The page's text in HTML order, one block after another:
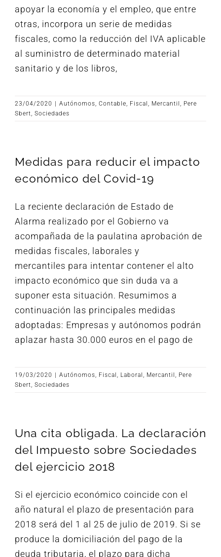
apoyar la economía y el empleo, que entre
otras, incorpora un serie de medidas
fiscales, como la reducción del IVA aplicable
al suministro de determinado material
sanitario y de los libros,
23/04/2020 Autónomos, Contable, Fiscal , Mercantil , Pere
Sbert, Sociedades
Medidas para reducir el impacto
económico del Covid-19
La reciente declaración de Estado de
Alarma realizado por el Gobierno va
acompañada de la paulatina aprobación de
medidas fiscales, laborales y
mercantiles para intentar contener el alto
impacto económico que sin duda va a
suponer esta situación. Resumimos a
continuación las principales medidas
adoptadas: Empresas y autónomos podrán
aplazar hasta 30.000 euros en el pago de
19/03/2020 Autónomos, Fiscal , Laboral , Mercantil , Pere
Sbert, Sociedades
Una cita obligada. La declaración
del Impuesto sobre Sociedades
del ejercicio 2018
Si el ejercicio económico coincide con el
año natural el plazo de presentación para
2018 será del 1 al 25 de julio de 2019. Si se
produce la domiciliación del pago de la
deuda tributaria, el plazo para dicha